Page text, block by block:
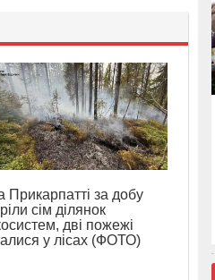
Прикарпатті за добу
сім ділянок
дві пожежі
у лісах (ФОТО)